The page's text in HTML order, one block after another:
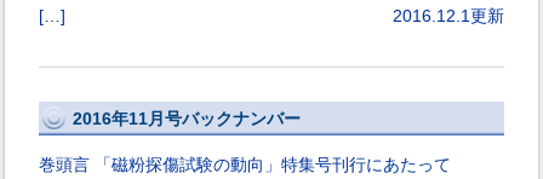
[…]
2016.12.1更新
2016年11月号バックナンバー
巻頭言 「磁粉探傷試験の動向」特集号刊行にあたって